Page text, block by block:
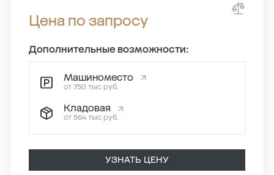
Цена по запросу
Дополнительные возможности:
Машиноместо
от 750 тыс руб.
Кладовая
от 564 тыс руб.
УЗНАТЬ ЦЕНУ